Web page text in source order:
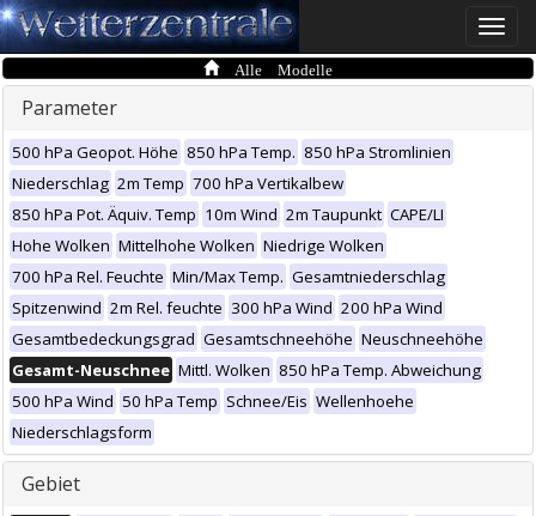
Toggle
Alle Modelle
Parameter
500 hPa Geopot. Höhe 850 hPa Temp. 850 hPa Stromlinien
Niederschlag 2m Temp 700 hPa Vertikalbew
850 hPa Pot. Äquiv. Temp 10m Wind 2m Taupunkt CAPE/LI
Hohe Wolken Mittelhohe Wolken Niedrige Wolken
700 hPa Rel. Feuchte Min/Max Temp. Gesamtniederschlag
Spitzenwind 2m Rel. feuchte 300 hPa Wind 200 hPa Wind
Gesamtbedeckungsgrad Gesamtschneehöhe Neuschneehöhe
Gesamt-Neuschnee Mittl. Wolken 850 hPa Temp. Abweichung
500 hPa Wind 50 hPa Temp Schnee/Eis Wellenhoehe
Niederschlagsform
Gebiet